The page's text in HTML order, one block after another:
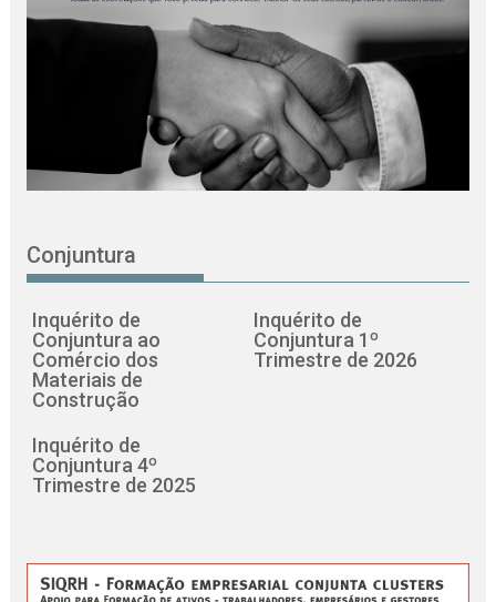
Conjuntura
Inquérito de
Conjuntura ao
Comércio dos
Materiais de
Construção
Inquérito de
Conjuntura 1º
Trimestre de 2026
Inquérito de
Conjuntura 4º
Trimestre de 2025